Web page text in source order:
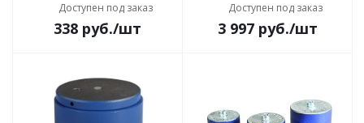
Доступен под заказ
338 руб./шт
Доступен под заказ
3 997руб./шт